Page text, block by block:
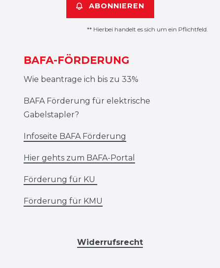
ABONNIEREN
** Hierbei handelt es sich um ein Pflichtfeld.
BAFA-FÖRDERUNG
Wie beantrage ich bis zu 33%
BAFA Förderung für elektrische
Gabelstapler?
Infoseite BAFA Förderung
Hier gehts zum BAFA-Portal
Förderung für KU
Förderung für KMU
Widerrufsrecht